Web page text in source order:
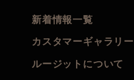
新着情報一覧
カスタマーギャラリー
ルージットについて